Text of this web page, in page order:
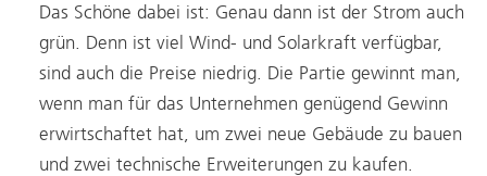
Das Schöne dabei ist: Genau dann ist der Strom auch
grün. Denn ist viel Wind- und Solarkraft verfügbar,
sind auch die Preise niedrig. Die Partie gewinnt man,
wenn man für das Unternehmen genügend Gewinn
erwirtschaftet hat, um zwei neue Gebäude zu bauen
und zwei technische Erweiterungen zu kaufen.